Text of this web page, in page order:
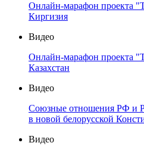
Онлайн-марафон проекта
Киргизия
Видео
Онлайн-марафон проекта
Казахстан
Видео
Союзные отношения РФ и
в новой белорусской
Видео